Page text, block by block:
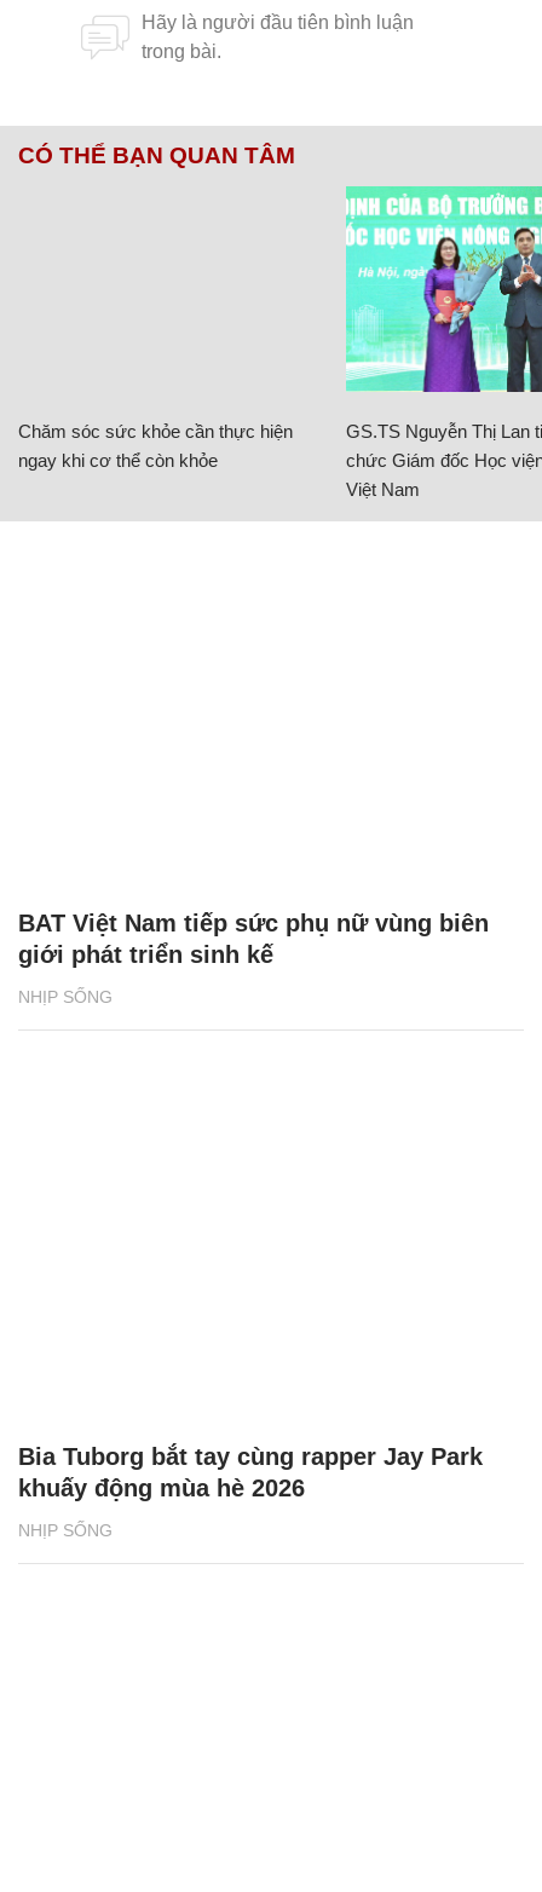
CÓ THỂ BẠN QUAN TÂM
Chăm sóc sức khỏe cần thực hiện
ngay khi cơ thể còn khỏe
GS.TS Nguyễn Thị Lan
chức Giám đốc Học
Việt Nam
NHỊP SỐNG
BAT Việt Nam tiếp sức phụ nữ vùng biên
giới phát triển sinh kế
NHỊP SỐNG
Bia Tuborg bắt tay cùng rapper Jay Park
khuấy động mùa hè 2026